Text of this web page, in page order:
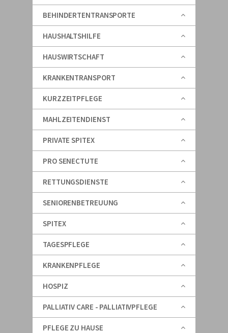
BEHINDERTENTRANSPORTE
HAUSHALTSHILFE
HAUSWIRTSCHAFT
KRANKENTRANSPORT
KURZZEITPFLEGE
MAHLZEITENDIENST
PRIVATE SPITEX
PRO SENECTUTE
RETTUNGSDIENSTE
SENIORENBETREUUNG
SPITEX
TAGESPFLEGE
KRANKENPFLEGE
HOSPIZ
PALLIATIV CARE - PALLIATIVPFLEGE
PFLEGE ZU HAUSE